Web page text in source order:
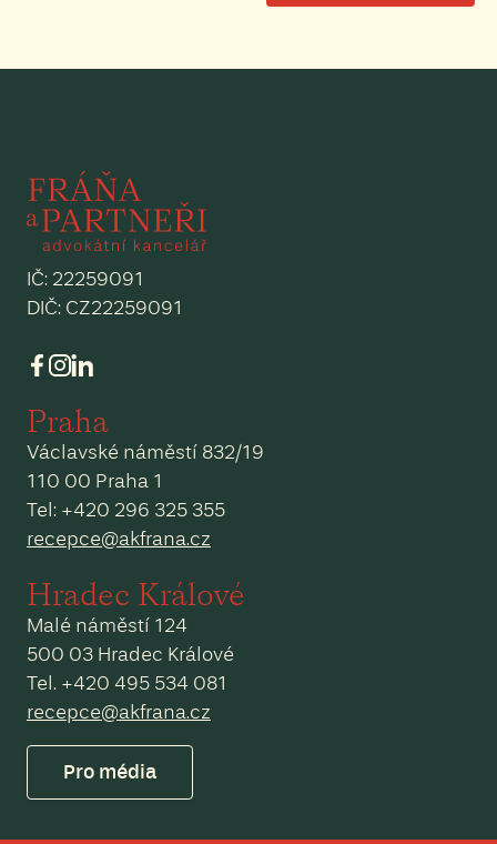
IČ: 22259091
DIČ: CZ22259091
Praha
Václavské náměstí 832/19
110 00 Praha 1
Tel: +420 296 325 355
recepce@akfrana.cz
Hradec Králové
Malé náměstí 124
500 03 Hradec Králové
Tel. +420 495 534 081
recepce@akfrana.cz
Pro média